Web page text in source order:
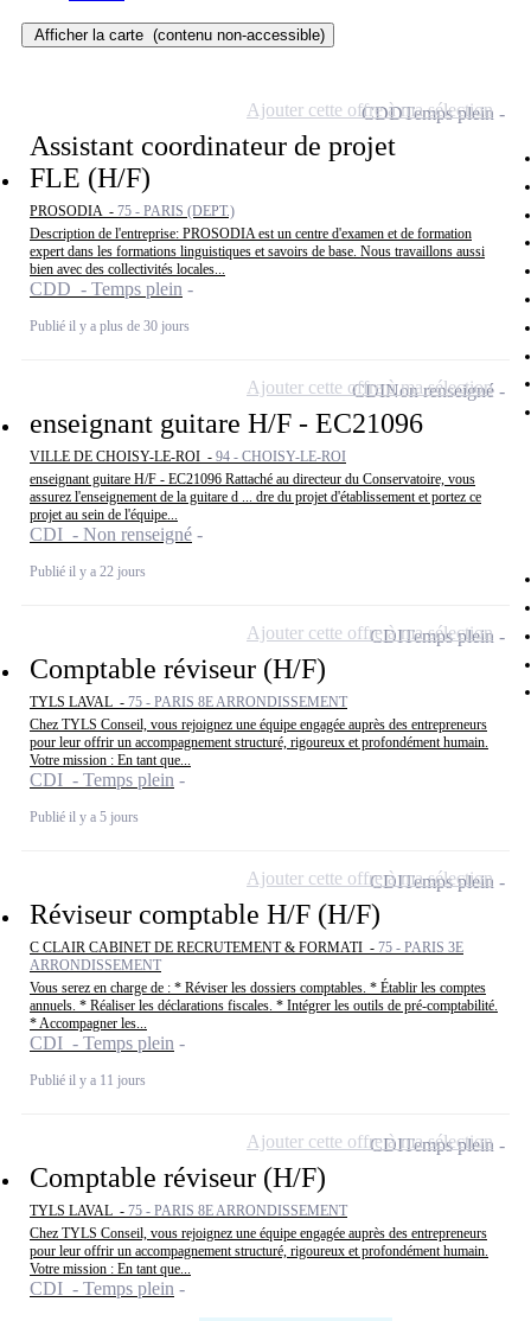
Afficher la carte (contenu non-accessible)
Assistant coordinateur de projet
FLE (H/F)
PROSODIA - 75 - PARIS (DEPT.)
Description de l'entreprise: PROSODIA est un centre d'examen et de formation
expert dans les formations linguistiques et savoirs de base. Nous travaillons aussi
bien avec des collectivités locales...
CDD - Temps plein
Publié il y a plus de 30 jours
CDDTemps plein
Ajouter cette offre à ma sélection
enseignant guitare H/F - EC21096
VILLE DE CHOISY-LE-ROI - 94 - CHOISY-LE-ROI
enseignant guitare H/F - EC21096 Rattaché au directeur du Conservatoire, vous
assurez l'enseignement de la guitare d ... dre du projet d'établissement et portez ce
projet au sein de l'équipe...
CDI - Non renseigné
Publié il y a 22 jours
CDINon renseigné
Ajouter cette offre à ma sélection
Comptable réviseur (H/F)
TYLS LAVAL - 75 - PARIS 8E ARRONDISSEMENT
Chez TYLS Conseil, vous rejoignez une équipe engagée auprès des entrepreneurs
pour leur offrir un accompagnement structuré, rigoureux et profondément humain.
Votre mission : En tant que...
CDI - Temps plein
Publié il y a 5 jours
CDITemps plein
Ajouter cette offre à ma sélection
Réviseur comptable H/F (H/F)
C CLAIR CABINET DE RECRUTEMENT & FORMATI - 75 - PARIS 3E
ARRONDISSEMENT
Vous serez en charge de : * Réviser les dossiers comptables. * Établir les comptes
annuels. * Réaliser les déclarations fiscales. * Intégrer les outils de pré-comptabilité.
* Accompagner les...
CDI - Temps plein
Publié il y a 11 jours
CDITemps plein
Ajouter cette offre à ma sélection
Comptable réviseur (H/F)
TYLS LAVAL - 75 - PARIS 8E ARRONDISSEMENT
Chez TYLS Conseil, vous rejoignez une équipe engagée auprès des entrepreneurs
pour leur offrir un accompagnement structuré, rigoureux et profondément humain.
Votre mission : En tant que...
CDI - Temps plein
CDITemps plein
Ajouter cette offre à ma sélection